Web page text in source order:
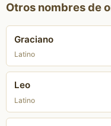
Otros nombres de
Graciano
Latino
Leo
Latino